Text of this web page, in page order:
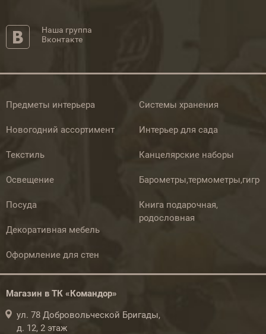
Наша группа
Вконтакте
Предметы интерьера
Новогодний ассортимент
Текстиль
Освещение
Посуда
Декоративная мебель
Оформление для стен
Системы хранения
Интерьер для сада
Канцелярские наборы
Книга подарочная,
родословная
Магазин в ТК «Командор»
ул. 78 Добровольческой Бригады,
д. 12, 2 этаж